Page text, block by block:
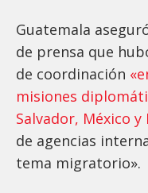
Guatemala
de prensa que
de coordinación
misiones
Salvador, México
de agencias
tema migratorio».